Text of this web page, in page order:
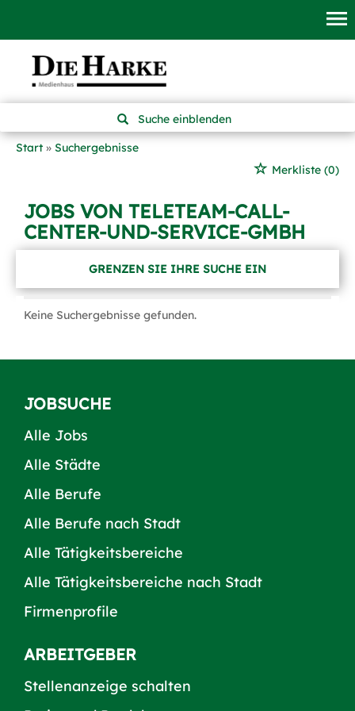
Suche einblenden
Start
Suchergebnisse
Merkliste (0)
JOBS VON TELETEAM-CALL-
CENTER-UND-SERVICE-GMBH
GRENZEN SIE IHRE SUCHE EIN
Keine Suchergebnisse gefunden.
JOBSUCHE
Alle Jobs
Alle Städte
Alle Berufe
Alle Berufe nach Stadt
Alle Tätigkeitsbereiche
Alle Tätigkeitsbereiche nach Stadt
Firmenprofile
ARBEITGEBER
Stellenanzeige schalten